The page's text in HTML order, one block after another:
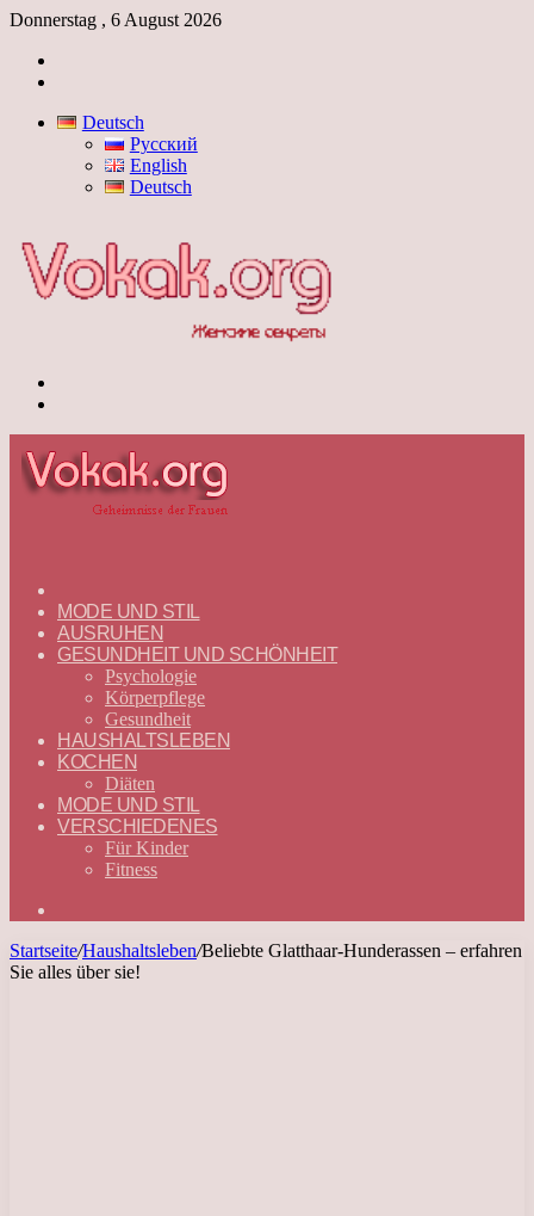
Donnerstag , 6 August 2026
Deutsch
Русский
English
Deutsch
—
DEUTSCH
MODE UND STIL
AUSRUHEN
GESUNDHEIT UND SCHÖNHEIT
Psychologie
Körperpflege
Gesundheit
HAUSHALTSLEBEN
KOCHEN
Diäten
MODE UND STIL
VERSCHIEDENES
Für Kinder
Fitness
Startseite/Haushaltsleben/Beliebte Glatthaar-Hunderassen – erfahren
Sie alles über sie!